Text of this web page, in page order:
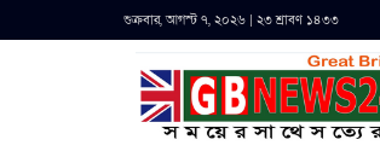
শুক্রবার, আগস্ট ৭, ২০২৬ | ২৩ শ্রাবণ ১৪৩৩